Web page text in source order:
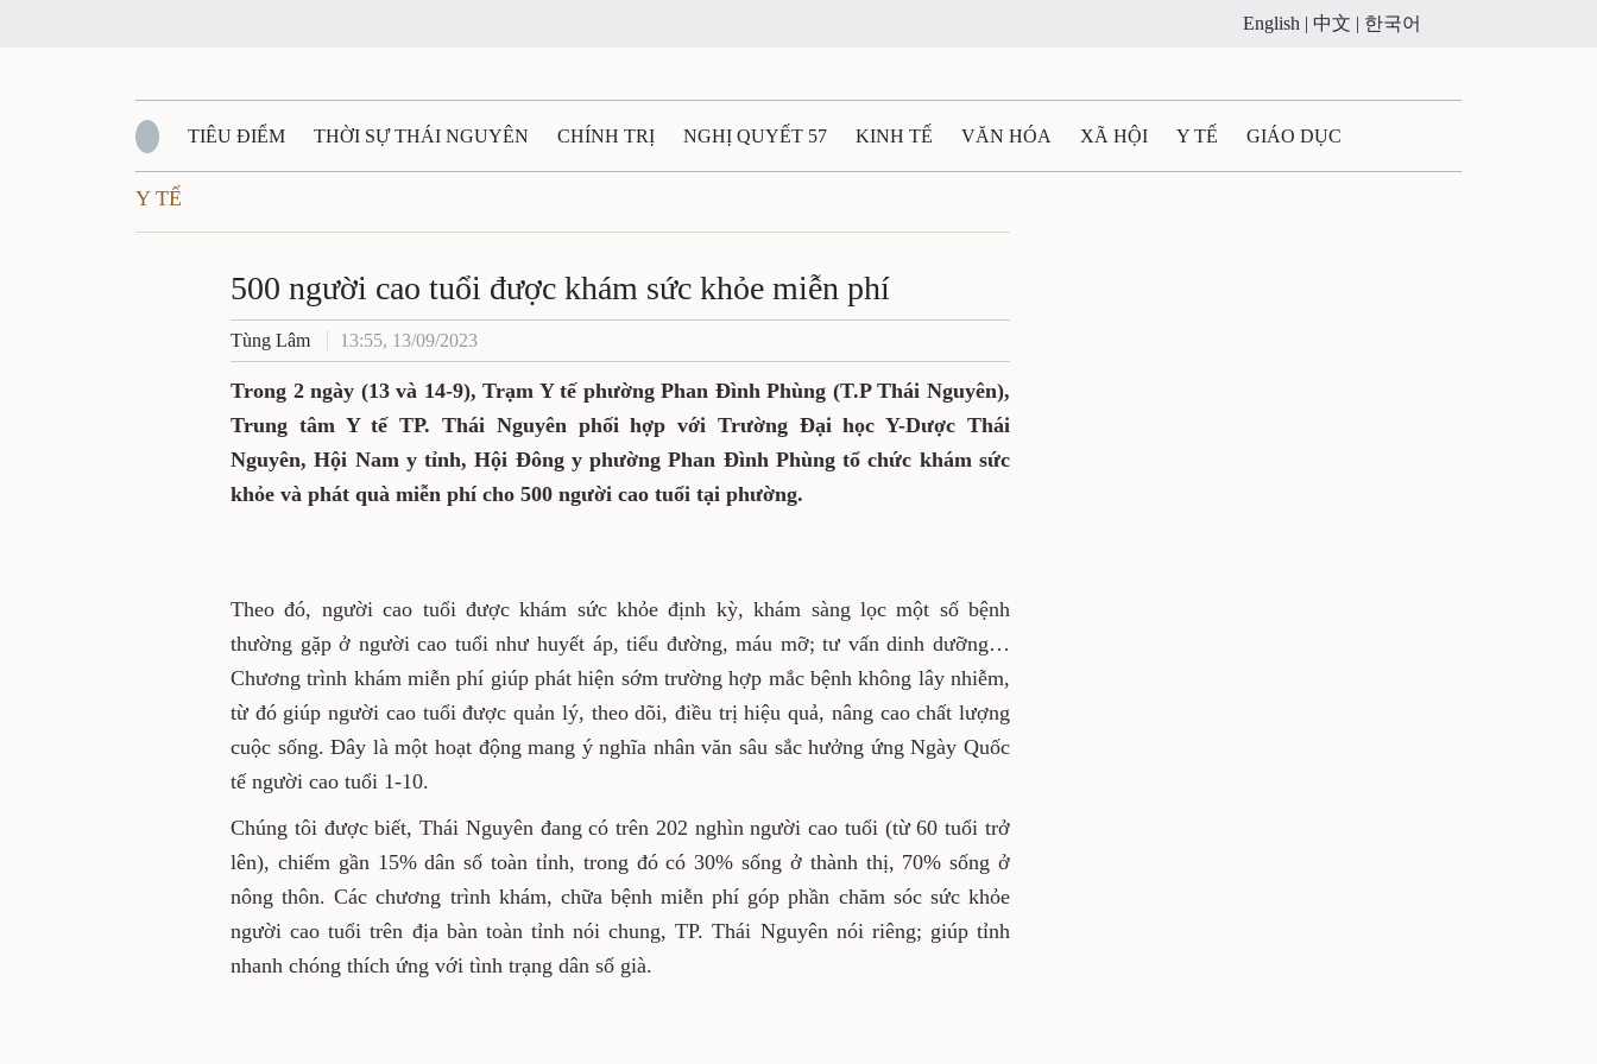
English | 中文 | 한국어
TIÊU ĐIỂM THỜI SỰ THÁI NGUYÊN CHÍNH TRỊ NGHỊ QUYẾT 57 KINH TẾ VĂN HÓA XÃ HỘI Y TẾ GIÁO DỤC
QUỐC PHÒNG - AN NINH
QUÊ HƯƠNG - ĐẤT NƯỚC QUỐC TẾ TÀI NGUYÊN - MÔI TRƯỜNG THỂ THAO
VĂN BẢN, CHÍNH SÁCH MỚI VĂN NGHỆ THÁI NGUYÊN
Y TẾ
500 người cao tuổi được khám sức khỏe miễn phí
Tùng Lâm 13:55, 13/09/2023
Trong 2 ngày (13 và 14-9), Trạm Y tế phường Phan Đình Phùng (T.P Thái Nguyên),
Trung tâm Y tế TP. Thái Nguyên phối hợp với Trường Đại học Y-Dược Thái
Nguyên, Hội Nam y tỉnh, Hội Đông y phường Phan Đình Phùng tổ chức khám sức
khỏe và phát quà miễn phí cho 500 người cao tuổi tại phường.
Theo đó, người cao tuổi được khám sức khỏe định kỳ, khám sàng lọc một số bệnh
thường gặp ở người cao tuổi như huyết áp, tiểu đường, máu mỡ; tư vấn dinh dưỡng…
Chương trình khám miễn phí giúp phát hiện sớm trường hợp mắc bệnh không lây nhiễm,
từ đó giúp người cao tuổi được quản lý, theo dõi, điều trị hiệu quả, nâng cao chất lượng
cuộc sống. Đây là một hoạt động mang ý nghĩa nhân văn sâu sắc hưởng ứng Ngày Quốc
tế người cao tuổi 1-10.
Chúng tôi được biết, Thái Nguyên đang có trên 202 nghìn người cao tuổi (từ 60 tuổi trở
lên), chiếm gần 15% dân số toàn tỉnh, trong đó có 30% sống ở thành thị, 70% sống ở
nông thôn. Các chương trình khám, chữa bệnh miễn phí góp phần chăm sóc sức khỏe
người cao tuổi trên địa bàn toàn tỉnh nói chung, TP. Thái Nguyên nói riêng; giúp tỉnh
nhanh chóng thích ứng với tình trạng dân số già.